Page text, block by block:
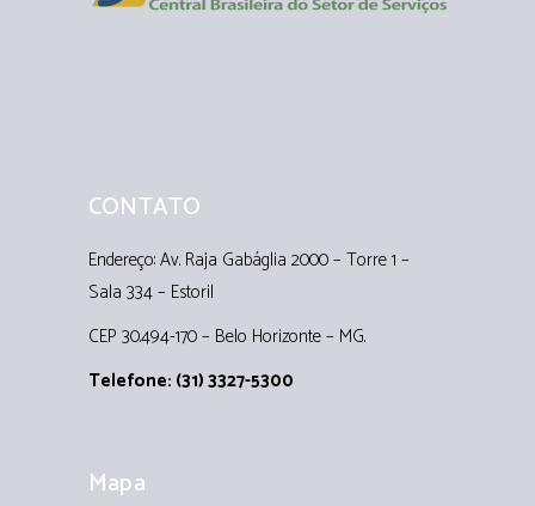
CONTATO
Endereço: Av. Raja Gabáglia 2000 – Torre 1 –
Sala 334 – Estoril
CEP 30.494-170 – Belo Horizonte – MG.
Telefone: (31) 3327-5300
Mapa